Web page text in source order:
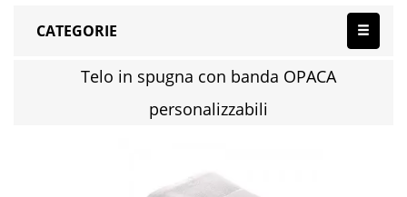
CATEGORIE
Telo in spugna con banda OPACA
personalizzabili